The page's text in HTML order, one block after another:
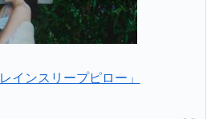
インスリープピロー」